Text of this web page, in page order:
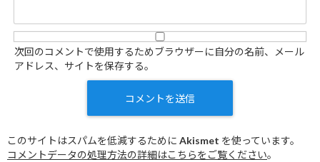
次回のコメントで使用するためブラウザーに自分の名前、メール
アドレス、サイトを保存する。
このサイトはスパムを低減するために Akismet を使っています。
コメントデータの処理方法の詳細はこちらをご覧ください。